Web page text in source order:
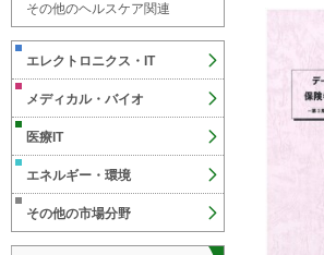
その他のヘルスケア関連
エレクトロニクス・IT
メディカル・バイオ
医療IT
エネルギー・環境
その他の市場分野